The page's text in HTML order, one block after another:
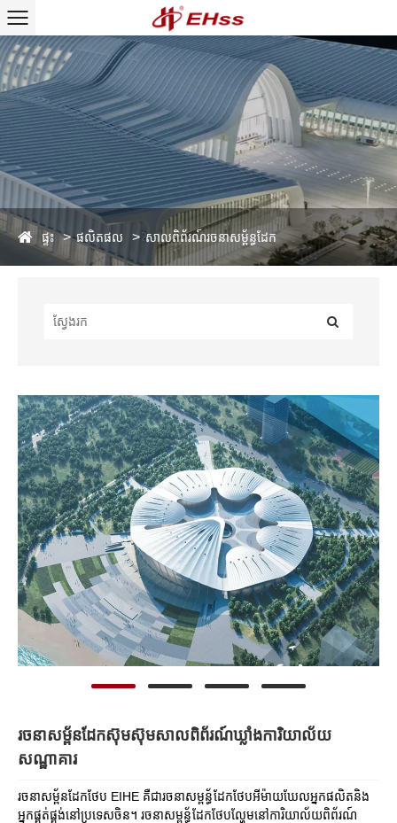
ផ្ទះ ផលិតផល សាលពិព័រណ៍រចនាសម្ព័ន្ធដែក
រចនាសម្ព័នដែកស៊ុមស៊ុមសាលពិព័រណ៍ឃ្លាំងការិយាល័យ
សណ្ឋាគារ
រចនាសម្ព័នដែកថែប EIHE គឺជារចនាសម្ពន្ធ័ដែកថែបអីម៉ាយឃែលអ្នកផលិតនិង
អ្នកផ្គត់ផ្គង់នៅប្រទេសចិន។ រចនាសម្ពន្ធ័ដែកថែបល្ហែមនៅការិយាល័យពិព័រណ៍